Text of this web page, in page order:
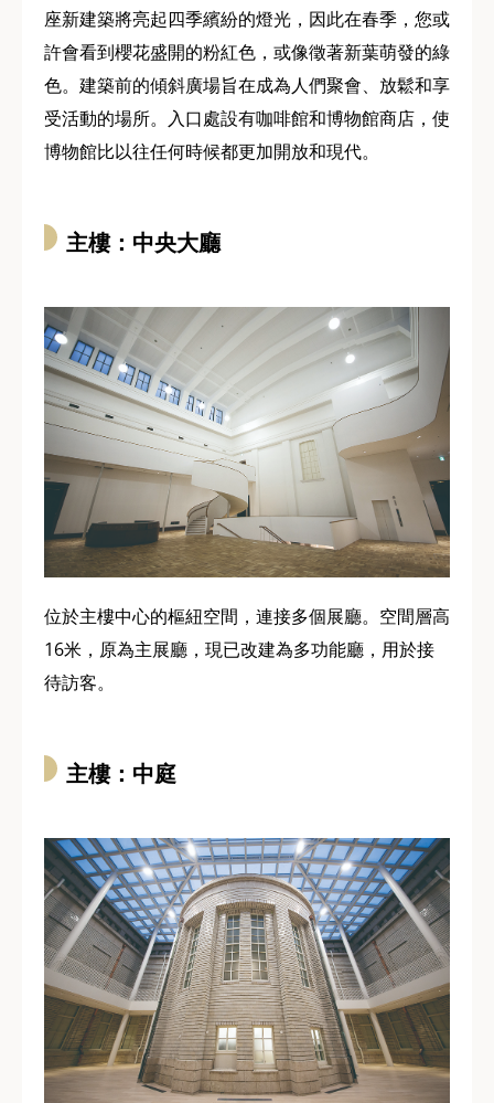
座新建築將亮起四季繽紛的燈光，因此在春季，您或
許會看到櫻花盛開的粉紅色，或像徵著新葉萌發的綠
色。建築前的傾斜廣場旨在成為人們聚會、放鬆和享
受活動的場所。入口處設有咖啡館和博物館商店，使
博物館比以往任何時候都更加開放和現代。
主樓：中央大廳
位於主樓中心的樞紐空間，連接多個展廳。空間層高
16米，原為主展廳，現已改建為多功能廳，用於接
待訪客。
主樓：中庭